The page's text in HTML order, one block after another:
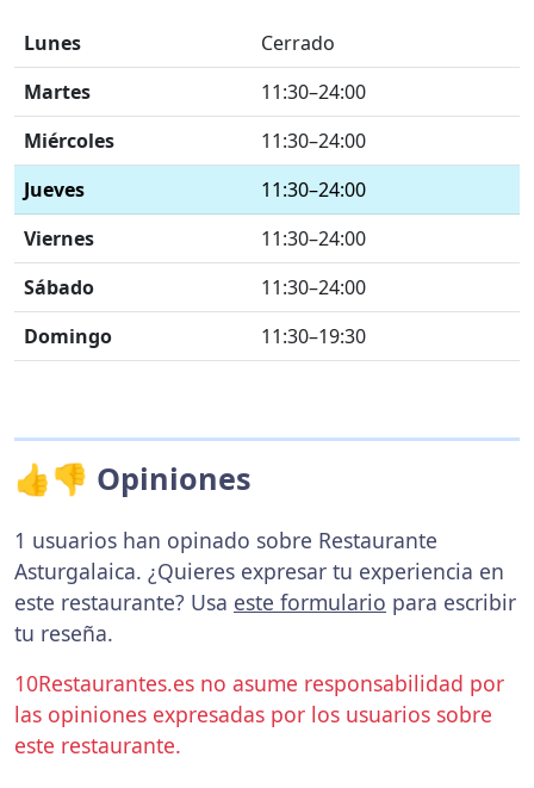
Lunes
Cerrado
Martes
11:30–24:00
Miércoles
11:30–24:00
Jueves
11:30–24:00
Viernes
11:30–24:00
Sábado
11:30–24:00
Domingo
11:30–19:30
👍👎 Opiniones
1 usuarios han opinado sobre Restaurante
Asturgalaica. ¿Quieres expresar tu experiencia en
este restaurante? Usa este formulario para escribir
tu reseña.
10Restaurantes.es no asume responsabilidad por
las opiniones expresadas por los usuarios sobre
este restaurante.